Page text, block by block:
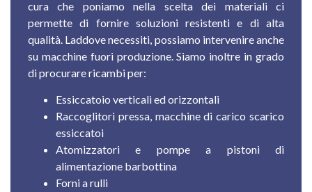
cura che poniamo nella scelta dei materiali ci
permette di fornire soluzioni resistenti e di alta
qualità. Laddove necessiti, possiamo intervenire anche
su macchine fuori produzione.Siamo inoltre in grado
di procurare ricambi per:
Essiccatoio verticali ed orizzontali
Raccoglitori pressa, macchine di carico scarico
essiccatoi
Atomizzatori e pompe a pistoni di
alimentazione barbottina
Forni a rulli